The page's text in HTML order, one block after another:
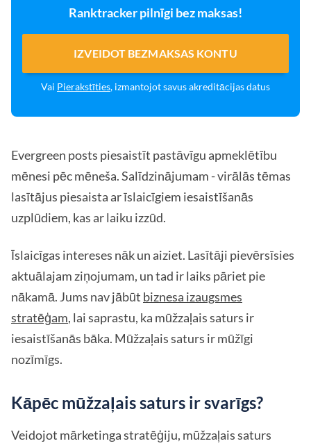
Ranktracker pilnīgi bez maksas!
IZVEIDOT BEZMAKSAS KONTU
Vai Pierakstīties, izmantojot savus akreditācijas datus
Evergreen posts piesaistīt pastāvīgu apmeklētību
mēnesi pēc mēneša. Salīdzinājumam - virālās tēmas
lasītājus piesaista ar īslaicīgiem iesaistīšanās
uzplūdiem, kas ar laiku izzūd.
Īslaicīgas intereses nāk un aiziet. Lasītāji pievērsīsies
aktuālajam ziņojumam, un tad ir laiks pāriet pie
nākamā. Jums nav jābūt biznesa izaugsmes
stratēģam, lai saprastu, ka mūžzaļais saturs ir
iesaistīšanās bāka. Mūžzaļais saturs ir mūžīgi
nozīmīgs.
Kāpēc mūžzaļais saturs ir svarīgs?
Veidojot mārketinga stratēģiju, mūžzaļais saturs